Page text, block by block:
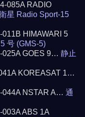
085A RADIO
星 Radio Sport-15
HIMAWARI 5
号 (GMS-5)
025A GOES 9…静止
KOREASAT 1…
044A NSTAR A…通
ABS 1A